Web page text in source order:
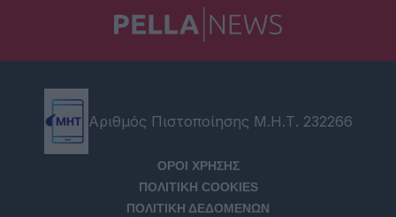
Αριθμός Πιστοποίησης Μ.Η.Τ. 232266
ΟΡΟΙ ΧΡΗΣΗΣ
ΠΟΛΙΤΙΚΗ COOKIES
ΠΟΛΙΤΙΚΗ ΔΕΔΟΜΕΝΩΝ